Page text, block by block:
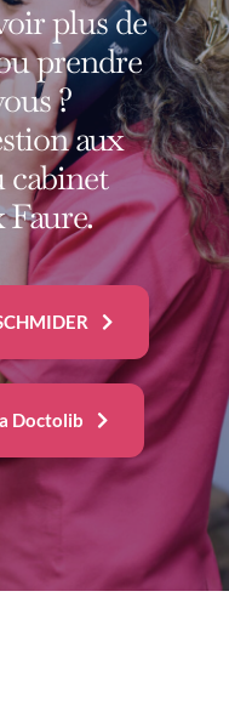
plus de
prendre
?
aux
Doctolib